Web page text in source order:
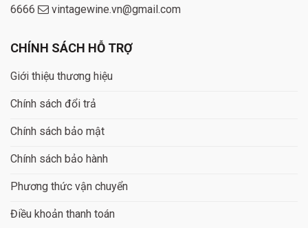
6666
vintagewine.vn@gmail.com
CHÍNH SÁCH HỖ TRỢ
Giới thiệu thương hiệu
Chính sách đổi trả
Chính sách bảo mật
Chính sách bảo hành
Phương thức vận chuyển
Điều khoản thanh toán